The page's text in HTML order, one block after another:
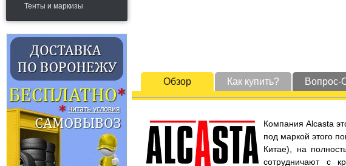
Тенты и маркизы
Обзор Как купить? Вопрос-
Компания Alcasta
под маркой этого
Китае), на
сотрудничают с